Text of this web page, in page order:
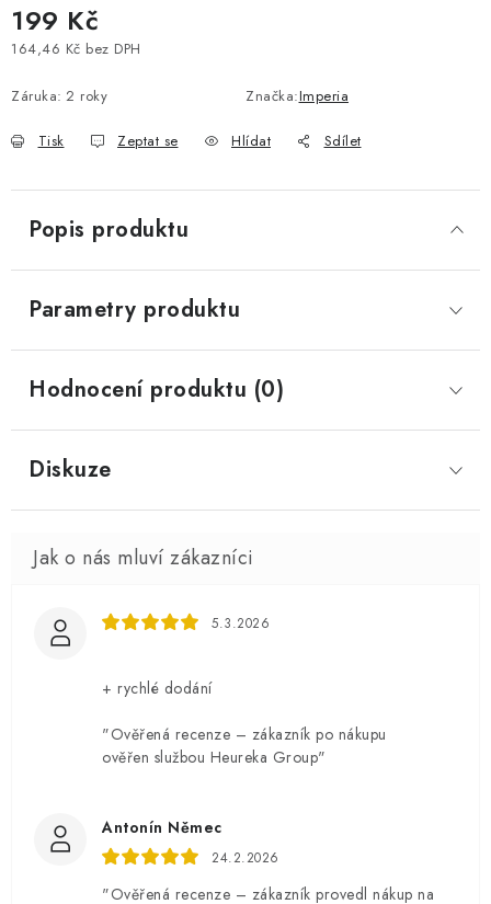
199 Kč
164,46 Kč bez DPH
Záruka: 2 roky Značka:Imperia
Tisk Zeptat se Hlídat Sdílet
Popis produktu
Parametry produktu
Hodnocení produktu (0)
Diskuze
5.3.2026
+ rychlé dodání
"Ověřená recenze – zákazník po nákupu
ověřen službou Heureka Group"
Antonín Němec
24.2.2026
"Ověřená recenze – zákazník provedl nákup na